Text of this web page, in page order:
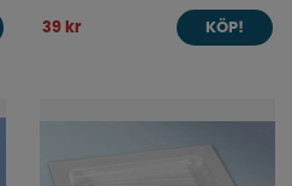
39 kr KÖP!